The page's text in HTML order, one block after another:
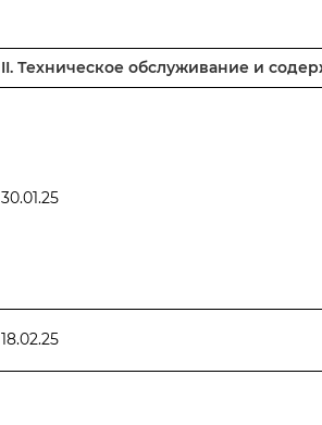
II. Техническое обслуживание и
30.01.25
18.02.25